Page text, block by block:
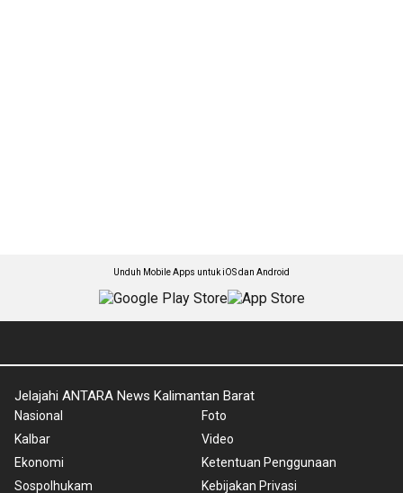
Unduh Mobile Apps untuk iOS dan Android
Jelajahi ANTARA News Kalimantan Barat
Nasional
Kalbar
Ekonomi
Sospolhukam
Foto
Video
Ketentuan Penggunaan
Kebijakan Privasi